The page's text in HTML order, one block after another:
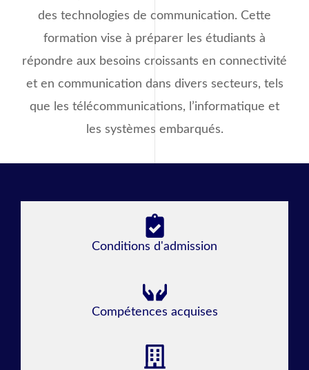
des technologies de communication. Cette
formation vise à préparer les étudiants à
répondre aux besoins croissants en connectivité
et en communication dans divers secteurs, tels
que les télécommunications, l’informatique et
les systèmes embarqués.
Conditions d'admission
Compétences acquises